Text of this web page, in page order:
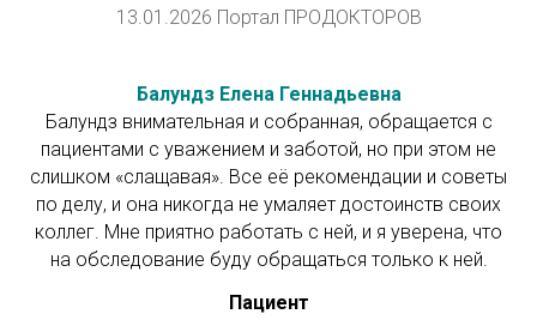
13.01.2026 Портал ПРОДОКТОРОВ
Балундз Елена Геннадьевна
Балундз внимательная и собранная, обращается с
пациентами с уважением и заботой, но при этом не
слишком «слащавая». Все её рекомендации и советы
по делу, и она никогда не умаляет достоинств своих
коллег. Мне приятно работать с ней, и я уверена, что
на обследование буду обращаться только к ней.
Пациент